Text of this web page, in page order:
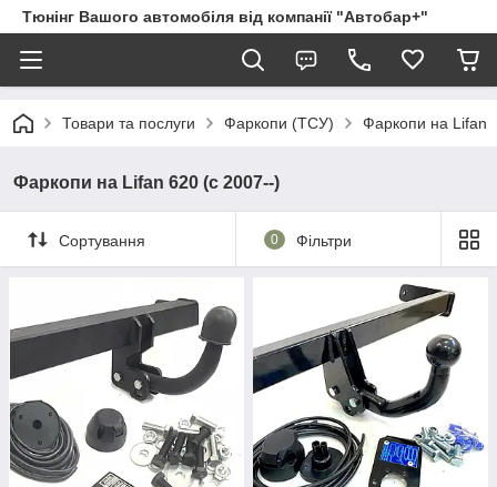
Тюнінг Вашого автомобіля від компанії "Автобар+"
Товари та послуги Фаркопи (ТСУ) Фаркопи на Lifan
Фаркопи на Lifan 620 (c 2007--)
Сортування 0 Фільтри